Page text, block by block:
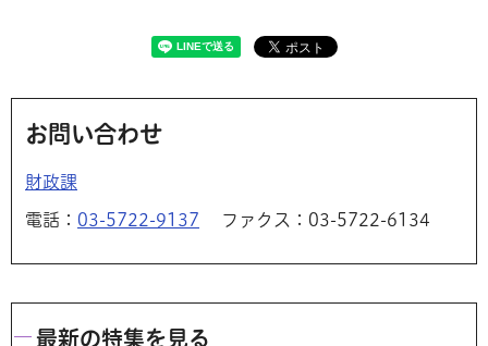
お問い合わせ
財政課
電話： 03-5722-9137 ファクス：03-5722-6134
最新の特集を見る